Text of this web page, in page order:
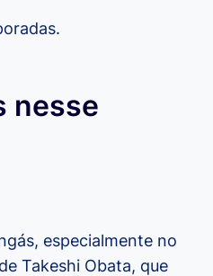
nesse
especialmente no
Takeshi Obata, que